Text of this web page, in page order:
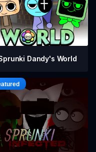
Dandy's World